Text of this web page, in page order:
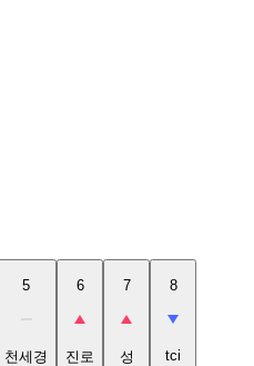
5
천세경
6
진로
7
성
8
tci